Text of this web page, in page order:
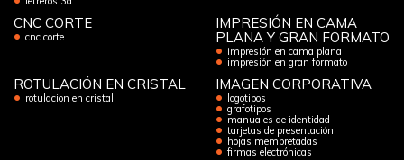
CNC CORTE
cnc corte
IMPRESIÓN EN CAMA
PLANA Y GRAN FORMATO
impresión en cama plana
impresión en gran formato
ROTULACIÓN EN CRISTAL
rotulacion en cristal
IMAGEN CORPORATIVA
logotipos
grafotipos
manuales de identidad
tarjetas de presentación
hojas membretadas
firmas electrónicas